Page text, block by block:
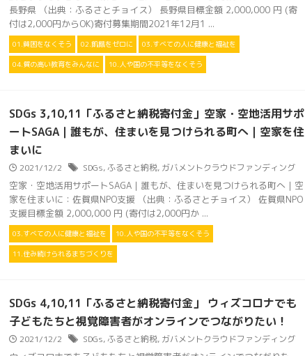
長野県 （出典：ふるさとチョイス） 長野県目標金額 2,000,000 円 (寄
付は2,000円からOK)寄付募集期間2021年12月1 ...
01.貧困をなくそう 02.飢餓をゼロに 03.すべての人に健康と福祉を
04.質の高い教育をみんなに 10.人や国の不平等をなくそう
SDGs 3,10,11「ふるさと納税寄付金」空家・空地活用サポ
ートSAGA｜誰もが、住まいを見つけられる町へ｜空家を住
まいに
2021/12/2 SDGs,ふるさと納税, ガバメントクラウドファンディング
空家・空地活用サポートSAGA｜誰もが、住まいを見つけられる町へ｜空
家を住まいに：佐賀県NPO支援 （出典：ふるさとチョイス） 佐賀県NPO
支援目標金額 2,000,000 円 (寄付は2,000円か ...
03.すべての人に健康と福祉を 10.人や国の不平等をなくそう
11.住み続けられるまちづくりを
SDGs 4,10,11「ふるさと納税寄付金」 ウィズコロナでも
子どもたちと視覚障害者がオンラインでつながりたい！
2021/12/2 SDGs,ふるさと納税, ガバメントクラウドファンディング